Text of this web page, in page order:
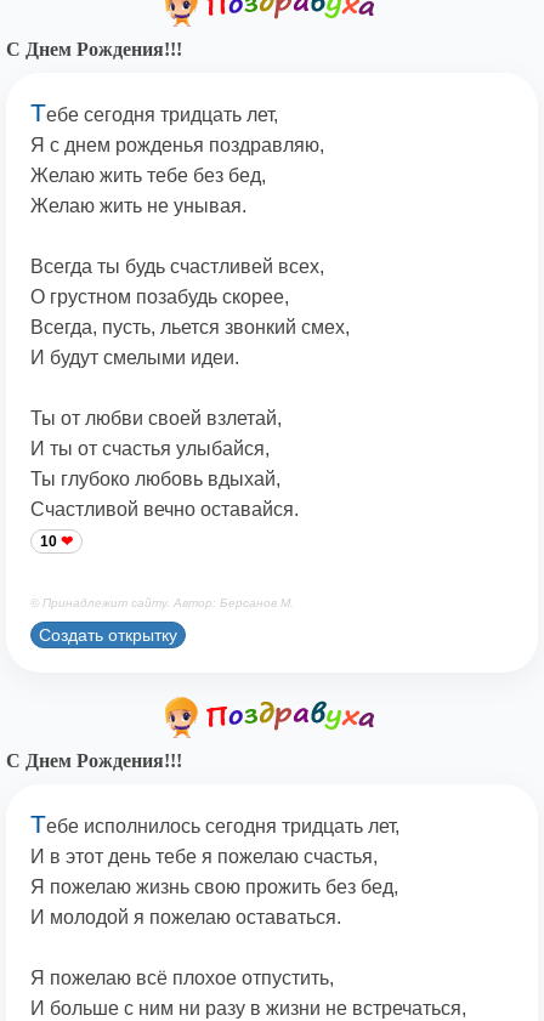
С Днем Рождения!!!
Тебе сегодня тридцать лет,
Я с днем рожденья поздравляю,
Желаю жить тебе без бед,
Желаю жить не унывая.
Всегда ты будь счастливей всех,
О грустном позабудь скорее,
Всегда, пусть, льется звонкий смех,
И будут смелыми идеи.
Ты от любви своей взлетай,
И ты от счастья улыбайся,
Ты глубоко любовь вдыхай,
Счастливой вечно оставайся.
10
© Принадлежит сайту. Автор: Берсанов М.
Создать открытку
С Днем Рождения!!!
Тебе исполнилось сегодня тридцать лет,
И в этот день тебе я пожелаю счастья,
Я пожелаю жизнь свою прожить без бед,
И молодой я пожелаю оставаться.
Я пожелаю всё плохое отпустить,
И больше с ним ни разу в жизни не встречаться,